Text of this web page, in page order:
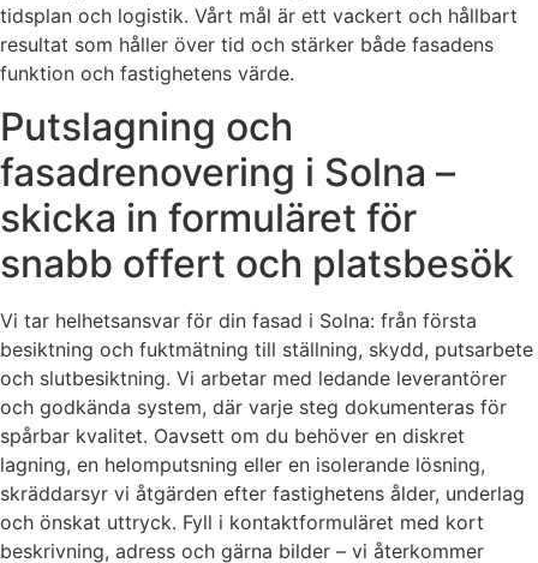
tidsplan och logistik. Vårt mål är ett vackert och hållbart
resultat som håller över tid och stärker både fasadens
funktion och fastighetens värde.
Putslagning och
fasadrenovering i Solna –
skicka in formuläret för
snabb offert och platsbesök
Vi tar helhetsansvar för din fasad i Solna: från första
besiktning och fuktmätning till ställning, skydd, putsarbete
och slutbesiktning. Vi arbetar med ledande leverantörer
och godkända system, där varje steg dokumenteras för
spårbar kvalitet. Oavsett om du behöver en diskret
lagning, en helomputsning eller en isolerande lösning,
skräddarsyr vi åtgärden efter fastighetens ålder, underlag
och önskat uttryck. Fyll i kontaktformuläret med kort
beskrivning, adress och gärna bilder – vi återkommer